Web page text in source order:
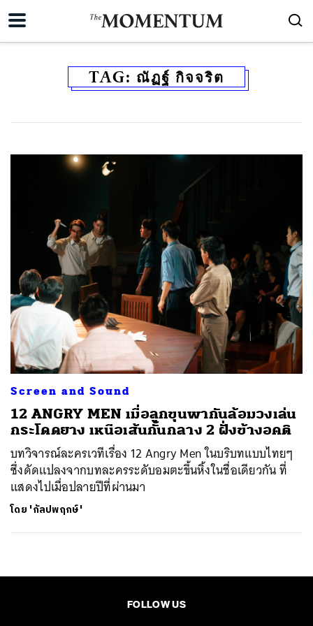
TAG: ณัฏฐ์ กิจจริต
Screen and Sound
12 ANGRY MEN เมื่อลูกขุนพากันล้อมวงเล่น
กระโดดยาง เหนือเส้นกั้นกลาง 2 ฝั่งข้างอคติ
บทวิจารณ์ละครเวทีเรื่อง 12 Angry Men ในบริบทแบบไทยๆ
ซึ่งดัดแปลงจากบทละครระดับอมตะขึ้นหิ้งในชื่อเดียวกัน ที่
แสดงไปเมื่อปลายปีที่ผ่านมา
โดย 'กัลปพฤกษ์'
FOLLOW US
ค้นหา
SHARE TWEET LINE EMAIL